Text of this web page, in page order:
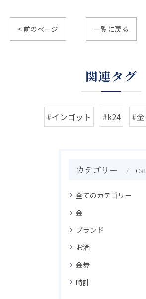
< 前のページ 一覧に戻る
関連タグ
#インゴット #k24 #金
カテゴリー
全てのカテゴリー
金
ブランド
お酒
金券
時計